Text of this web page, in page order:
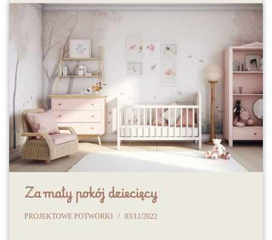
Za mały pokój dziecięcy
PROJEKTOWE POTWORKI 03/11/2022